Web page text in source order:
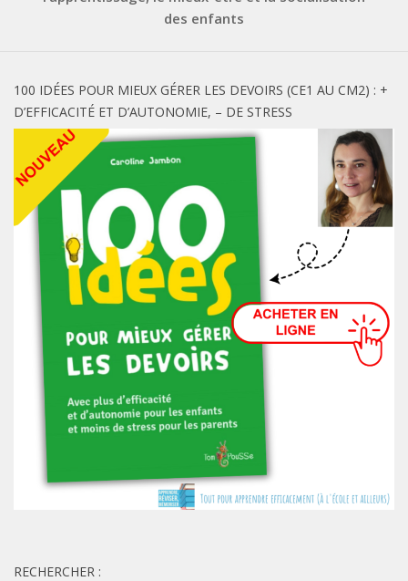
des enfants
100 IDÉES POUR MIEUX GÉRER LES DEVOIRS (CE1 AU CM2) : +
D’EFFICACITÉ ET D’AUTONOMIE, – DE STRESS
RECHERCHER :